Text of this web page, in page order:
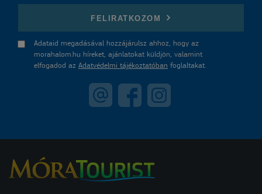
FELIRATKOZOM
Adataid megadásával hozzájárulsz ahhoz, hogy az
morahalom.hu híreket, ajánlatokat küldjön, valamint
elfogadod az Adatvédelmi tájékoztatóban foglaltakat.